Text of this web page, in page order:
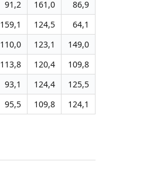
91,2 161,0
86,9
159,1 124,5
64,1
110,0 123,1
149,0
113,8 120,4
109,8
93,1 124,4
125,5
95,5 109,8 124,1